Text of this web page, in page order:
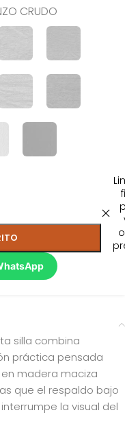
CRUDO
silla combina
práctica pensada
madera maciza
que el respaldo bajo
la visual del